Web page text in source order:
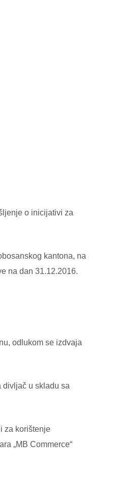
o inicijativi za
kantona, na
na dan 31.12.2016.
odlukom se izdvaja
u skladu sa
za korištenje
„MB Commerce“